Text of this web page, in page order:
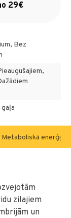
29€
Bez
Metaboliskā enerģija
zilajiem
un